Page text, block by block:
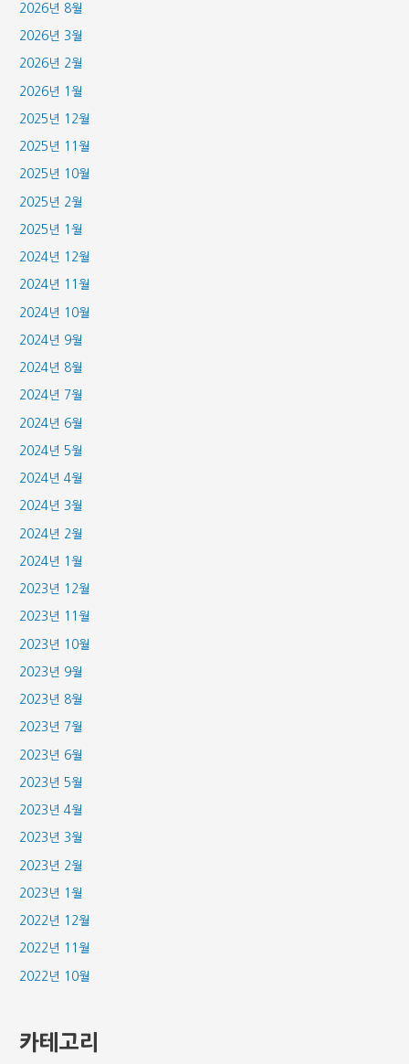
2026년 8월
2026년 3월
2026년 2월
2026년 1월
2025년 12월
2025년 11월
2025년 10월
2025년 2월
2025년 1월
2024년 12월
2024년 11월
2024년 10월
2024년 9월
2024년 8월
2024년 7월
2024년 6월
2024년 5월
2024년 4월
2024년 3월
2024년 2월
2024년 1월
2023년 12월
2023년 11월
2023년 10월
2023년 9월
2023년 8월
2023년 7월
2023년 6월
2023년 5월
2023년 4월
2023년 3월
2023년 2월
2023년 1월
2022년 12월
2022년 11월
2022년 10월
카테고리